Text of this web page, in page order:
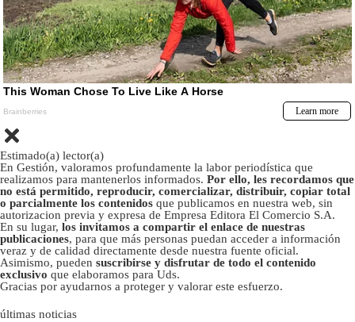
Estimado(a) lector(a)
En Gestión, valoramos profundamente la labor periodística que
realizamos para mantenerlos informados. Por ello, les recordamos que
no está permitido, reproducir, comercializar, distribuir, copiar total
o parcialmente los contenidos que publicamos en nuestra web, sin
autorizacion previa y expresa de Empresa Editora El Comercio S.A.
En su lugar, los invitamos a compartir el enlace de nuestras
publicaciones, para que más personas puedan acceder a información
veraz y de calidad directamente desde nuestra fuente oficial.
Asimismo, pueden suscribirse y disfrutar de todo el contenido
exclusivo que elaboramos para Uds.
Gracias por ayudarnos a proteger y valorar este esfuerzo.
últimas noticias